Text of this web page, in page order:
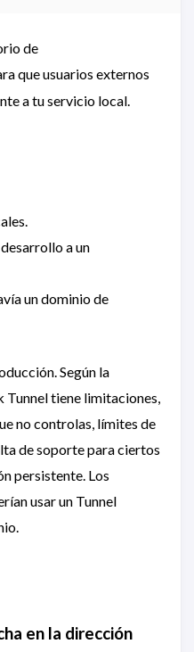
de
que usuarios externos
a tu servicio local.
a un
un dominio de
Según la
tiene limitaciones,
no controlas, límites de
de soporte para ciertos
persistente. Los
usar un Tunnel
en la dirección